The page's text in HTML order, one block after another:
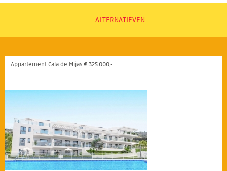
ALTERNATIEVEN
Appartement Cala de Mijas € 325.000,-